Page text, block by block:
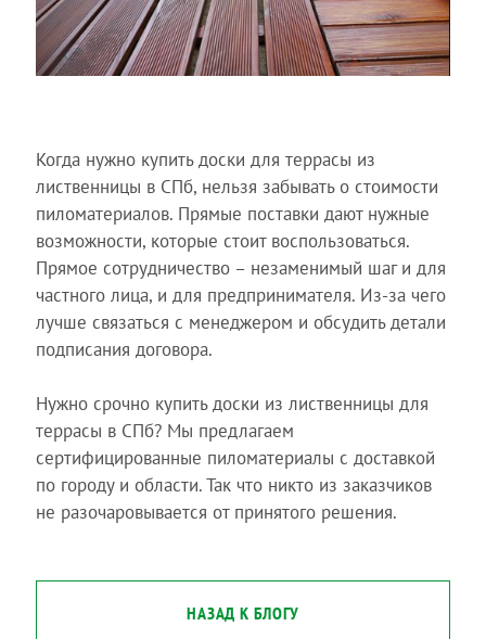
Когда нужно купить доски для террасы из
лиственницы в СПб, нельзя забывать о стоимости
пиломатериалов. Прямые поставки дают нужные
возможности, которые стоит воспользоваться.
Прямое сотрудничество – незаменимый шаг и для
частного лица, и для предпринимателя. Из-за чего
лучше связаться с менеджером и обсудить детали
подписания договора.
Нужно срочно купить доски из лиственницы для
террасы в СПб? Мы предлагаем
сертифицированные пиломатериалы с доставкой
по городу и области. Так что никто из заказчиков
не разочаровывается от принятого решения.
НАЗАД К БЛОГУ